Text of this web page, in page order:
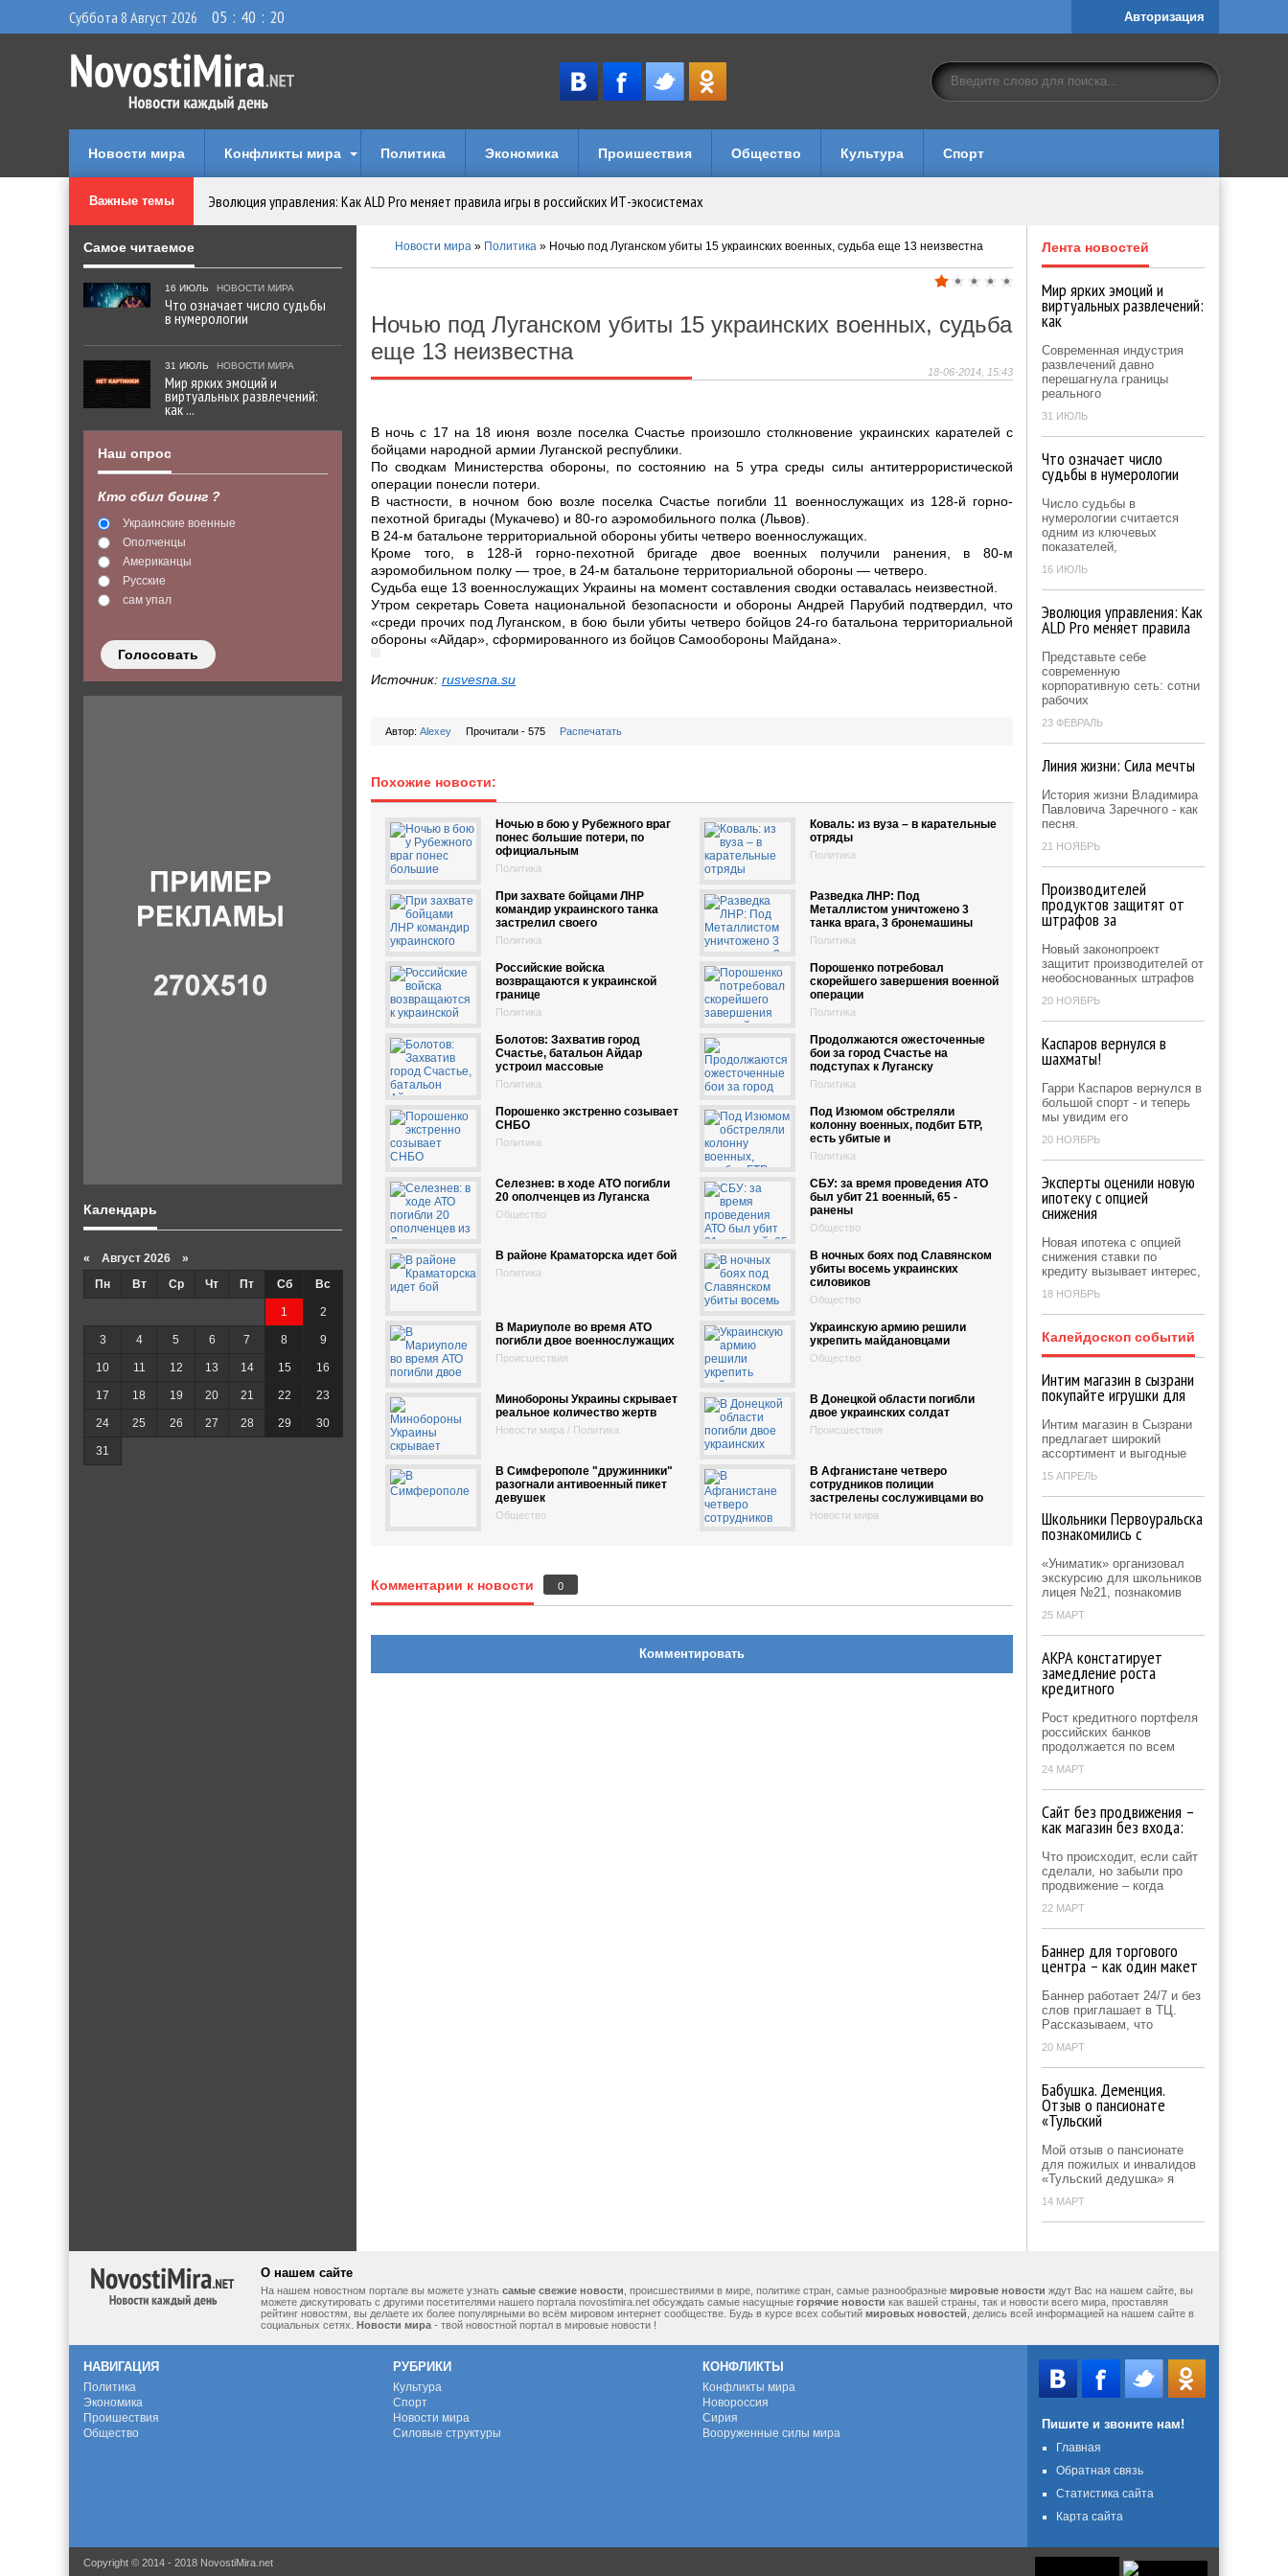
Авторизация
Суббота 8 Август 2026 05 : 40 : 21
Новости мира Конфликты мира Политика Экономика Проишествия Общество Культура Спорт
Важные темы
Идеи, куда сходить с детьми в парки, музеи и кафе
Мир ярких эмоций и виртуальных развлечений: как устроен досуг на игровых порталах
Что означает число судьбы в нумерологии
Новости мира » Политика » Ночью под Луганском убиты 15 украинских военных, судьба еще 13 неизвестна
Ночью под Луганском убиты 15 украинских военных, судьба
еще 13 неизвестна
18-06-2014, 15:43
В ночь c 17 на 18 июня возле поселка Счастье произошло столкновение украинских карателей с
бойцами народной армии Луганской республики.
По сводкам Министерства обороны, по состоянию на 5 утра среды силы антитеррористической
операции понесли потери.
В частности, в ночном бою возле поселка Счастье погибли 11 военнослужащих из 128-й горно-
пехотной бригады (Мукачево) и 80-го аэромобильного полка (Львов).
В 24-м батальоне территориальной обороны убиты четверо военнослужащих.
Кроме того, в 128-й горно-пехотной бригаде двое военных получили ранения, в 80-м
аэромобильном полку — трое, в 24-м батальоне территориальной обороны — четверо.
Судьба еще 13 военнослужащих Украины на момент составления сводки оставалась неизвестной.
Утром секретарь Совета национальной безопасности и обороны Андрей Парубий подтвердил, что
«среди прочих под Луганском, в бою были убиты четверо бойцов 24-го батальона территориальной
обороны «Айдар», сформированного из бойцов Самообороны Майдана».
Источник: rusvesna.su
Автор: Alexey Прочитали - 575 Распечатать
Похожие новости:
Ночью в бою у Рубежного враг
понес большие потери, по
официальным
Политика
Коваль: из вуза – в карательные
отряды
Политика
При захвате бойцами ЛНР
командир украинского танка
застрелил своего
Политика
Разведка ЛНР: Под
Металлистом уничтожено 3
танка врага, 3 бронемашины
Политика
Российские войска
возвращаются к украинской
границе
Политика
Порошенко потребовал
скорейшего завершения военной
операции
Политика
Болотов: Захватив город
Счастье, батальон Айдар
устроил массовые
Политика
Продолжаются ожесточенные
бои за город Счастье на
подступах к Луганску
Политика
Порошенко экстренно созывает
СНБО
Политика
Под Изюмом обстреляли
колонну военных, подбит БТР,
есть убитые и
Политика
Селезнев: в ходе АТО погибли
20 ополченцев из Луганска
Общество
СБУ: за время проведения АТО
был убит 21 военный, 65 -
ранены
Общество
В районе Краматорска идет бой
Политика
В ночных боях под Славянском
убиты восемь украинских
силовиков
Общество
В Мариуполе во время АТО
погибли двое военнослужащих
Происшествия
Украинскую армию решили
укрепить майдановцами
Общество
Минобороны Украины скрывает
реальное количество жертв
Новости мира / Политика
В Донецкой области погибли
двое украинских солдат
Происшествия
В Симферополе "дружинники"
разогнали антивоенный пикет
девушек
Общество
В Афганистане четверо
сотрудников полиции
застрелены сослуживцами во
Новости мира
Комментарии к новости 0
Комментировать
Самое читаемое
16 ИЮЛЬ НОВОСТИ МИРА
Что означает число судьбы
в нумерологии
31 ИЮЛЬ НОВОСТИ МИРА
Мир ярких эмоций и
виртуальных развлечений:
как ...
Наш опрос
Кто сбил боинг ?
Украинские военные
Ополченцы
Американцы
Русские
сам упал
Голосовать
Календарь
« Август 2026 »
Пн
Вт Ср Чт Пт Сб Вс
1 2
3 4 5 6 7 8 9
10 11 12 13 14 15 16
17 18 19 20 21 22 23
24 25 26 27 28 29 30
31
Лента новостей
Мир ярких эмоций и
виртуальных развлечений:
как
Современная индустрия
развлечений давно
перешагнула границы
реального
31 ИЮЛЬ
Что означает число
судьбы в нумерологии
Число судьбы в
нумерологии считается
одним из ключевых
показателей,
16 ИЮЛЬ
Эволюция управления: Как
ALD Pro меняет правила
Представьте себе
современную
корпоративную сеть: сотни
рабочих
23 ФЕВРАЛЬ
Линия жизни: Сила мечты
История жизни Владимира
Павловича Заречного - как
песня.
21 НОЯБРЬ
Производителей
продуктов защитят от
штрафов за
Новый законопроект
защитит производителей от
необоснованных штрафов
20 НОЯБРЬ
Каспаров вернулся в
шахматы!
Гарри Каспаров вернулся в
большой спорт - и теперь
мы увидим его
20 НОЯБРЬ
Эксперты оценили новую
ипотеку с опцией
снижения
Новая ипотека с опцией
снижения ставки по
кредиту вызывает интерес,
18 НОЯБРЬ
Калейдоскоп событий
Интим магазин в сызрани
покупайте игрушки для
Интим магазин в Сызрани
предлагает широкий
ассортимент и выгодные
15 АПРЕЛЬ
Школьники Первоуральска
познакомились с
«Униматик» организовал
экскурсию для школьников
лицея №21, познакомив
25 МАРТ
АКРА констатирует
замедление роста
кредитного
Рост кредитного портфеля
российских банков
продолжается по всем
24 МАРТ
Сайт без продвижения –
как магазин без входа:
Что происходит, если сайт
сделали, но забыли про
продвижение – когда
22 МАРТ
Баннер для торгового
центра – как один макет
Баннер работает 24/7 и без
слов приглашает в ТЦ.
Рассказываем, что
20 МАРТ
Бабушка. Деменция.
Отзыв о пансионате
«Тульский
Мой отзыв о пансионате
для пожилых и инвалидов
«Тульский дедушка» я
14 МАРТ
О нашем сайте
На нашем новостном портале вы можете узнать самые свежие новости , происшествиями в мире, политике стран, самые разнообразные мировые новости ждут Вас на нашем сайте, вы
можете дискутировать с другими посетителями нашего портала novostimira.net обсуждать самые насущные горячие новости как вашей страны, так и новости всего мира, проставляя
рейтинг новостям, вы делаете их более популярными во всём мировом интернет сообществе. Будь в курсе всех событий мировых новостей , делись всей информацией на нашем сайте в
социальных сетях. Новости мира - твой новостной портал в мировые новости !
НАВИГАЦИЯ
Политика
Экономика
Проишествия
Общество
РУБРИКИ
Культура
Спорт
Новости мира
Силовые структуры
КОНФЛИКТЫ
Конфликты мира
Новороссия
Сирия
Вооруженные силы мира
Пишите и звоните нам!
Главная
Обратная связь
Статистика сайта
Карта сайта
Copyright © 2014 - 2018 NovostiMira.net